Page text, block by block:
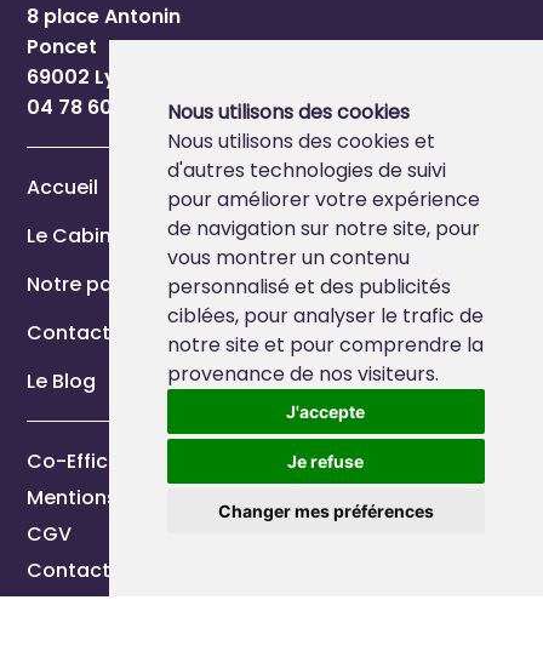
Nous utilisons des cookies
Nous utilisons des cookies et
d'autres technologies de suivi
pour améliorer votre expérience
de navigation sur notre site, pour
vous montrer un contenu
personnalisé et des publicités
ciblées, pour analyser le trafic de
notre site et pour comprendre la
provenance de nos visiteurs.
J'accepte
Je refuse
Changer mes préférences
8 place Antonin
Poncet
69002 Lyon
04 78 60 54 84
Accueil
Le Cabinet
Notre page Marque Employeur
Contact
Le Blog
Co-Efficience 2026
Mentions légales
CGV
Contactez-nous